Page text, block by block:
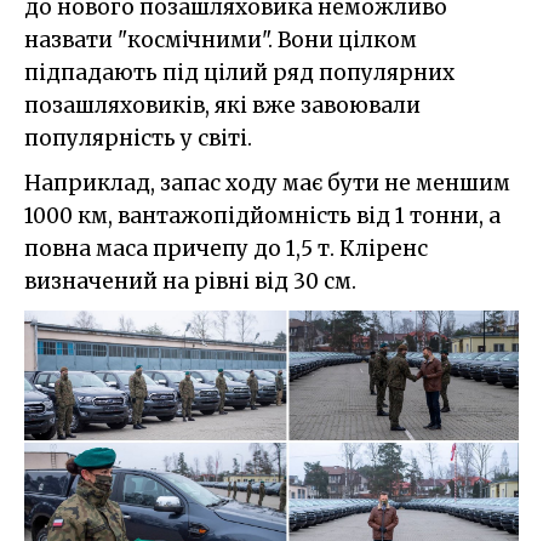
до нового позашляховика неможливо
назвати "космічними". Вони цілком
підпадають під цілий ряд популярних
позашляховиків, які вже завоювали
популярність у світі.
Наприклад, запас ходу має бути не меншим
1000 км, вантажопідйомність від 1 тонни, а
повна маса причепу до 1,5 т. Кліренс
визначений на рівні від 30 см.